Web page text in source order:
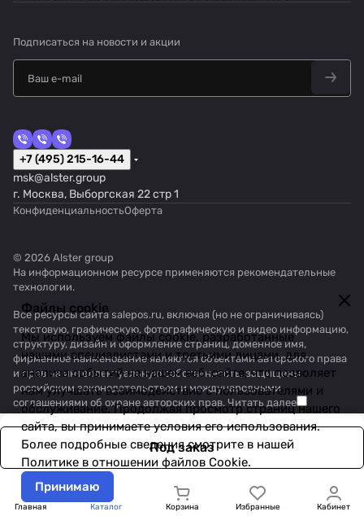
Под заказ
Главная Каталог Корзина Избранные Кабинет
Файлы cookie
Мы используем файлы cookie, разработанные
нашими специалистами и третьими лицами, для
анализа событий на нашем веб-сайте, что позволяет
нам улучшать взаимодействие с пользователями и
обслуживание. Продолжая просмотр страниц нашего
сайта, вы принимаете условия его использования.
Более подробные сведения смотрите в нашей
Политике в отношении файлов Cookie.
Принимаю
Подписаться на новости и акции
+7 (495) 215-16-44
msk@alster.group
г. Москва, Выборгская 22 стр 1
КонфиденциальностьОферта
© 2026 Alster group
На информационном ресурсе применяются рекомендательные
технологии.
Все ресурсы сайта salepos.ru, включая (но не ограничиваясь)
текстовую, графическую, фотографическую и видео информацию,
структуру, дизайн и оформление страниц, доменное имя,
фирменное наименование являются объектами авторского права
и прав на интеллектуальную собственность, защищены
российским законодательством и международными
соглашениями об охране авторских прав. Читать далее